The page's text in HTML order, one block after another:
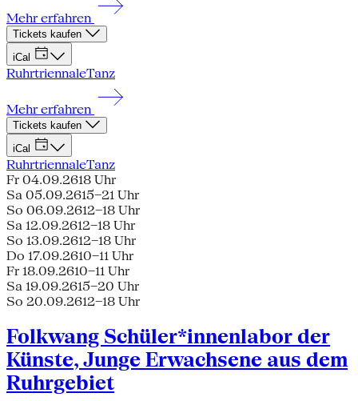
Mehr erfahren
Tickets kaufen
iCal
RuhrtriennaleTanz
Mehr erfahren
Tickets kaufen
iCal
RuhrtriennaleTanz
Fr 04.09.2618 Uhr
Sa 05.09.2615–21 Uhr
So 06.09.2612–18 Uhr
Sa 12.09.2612–18 Uhr
So 13.09.2612–18 Uhr
Do 17.09.2610–11 Uhr
Fr 18.09.2610–11 Uhr
Sa 19.09.2615–20 Uhr
So 20.09.2612–18 Uhr
Folkwang Schüler*innenlabor der
Künste, Junge Erwachsene aus dem
Ruhrgebiet